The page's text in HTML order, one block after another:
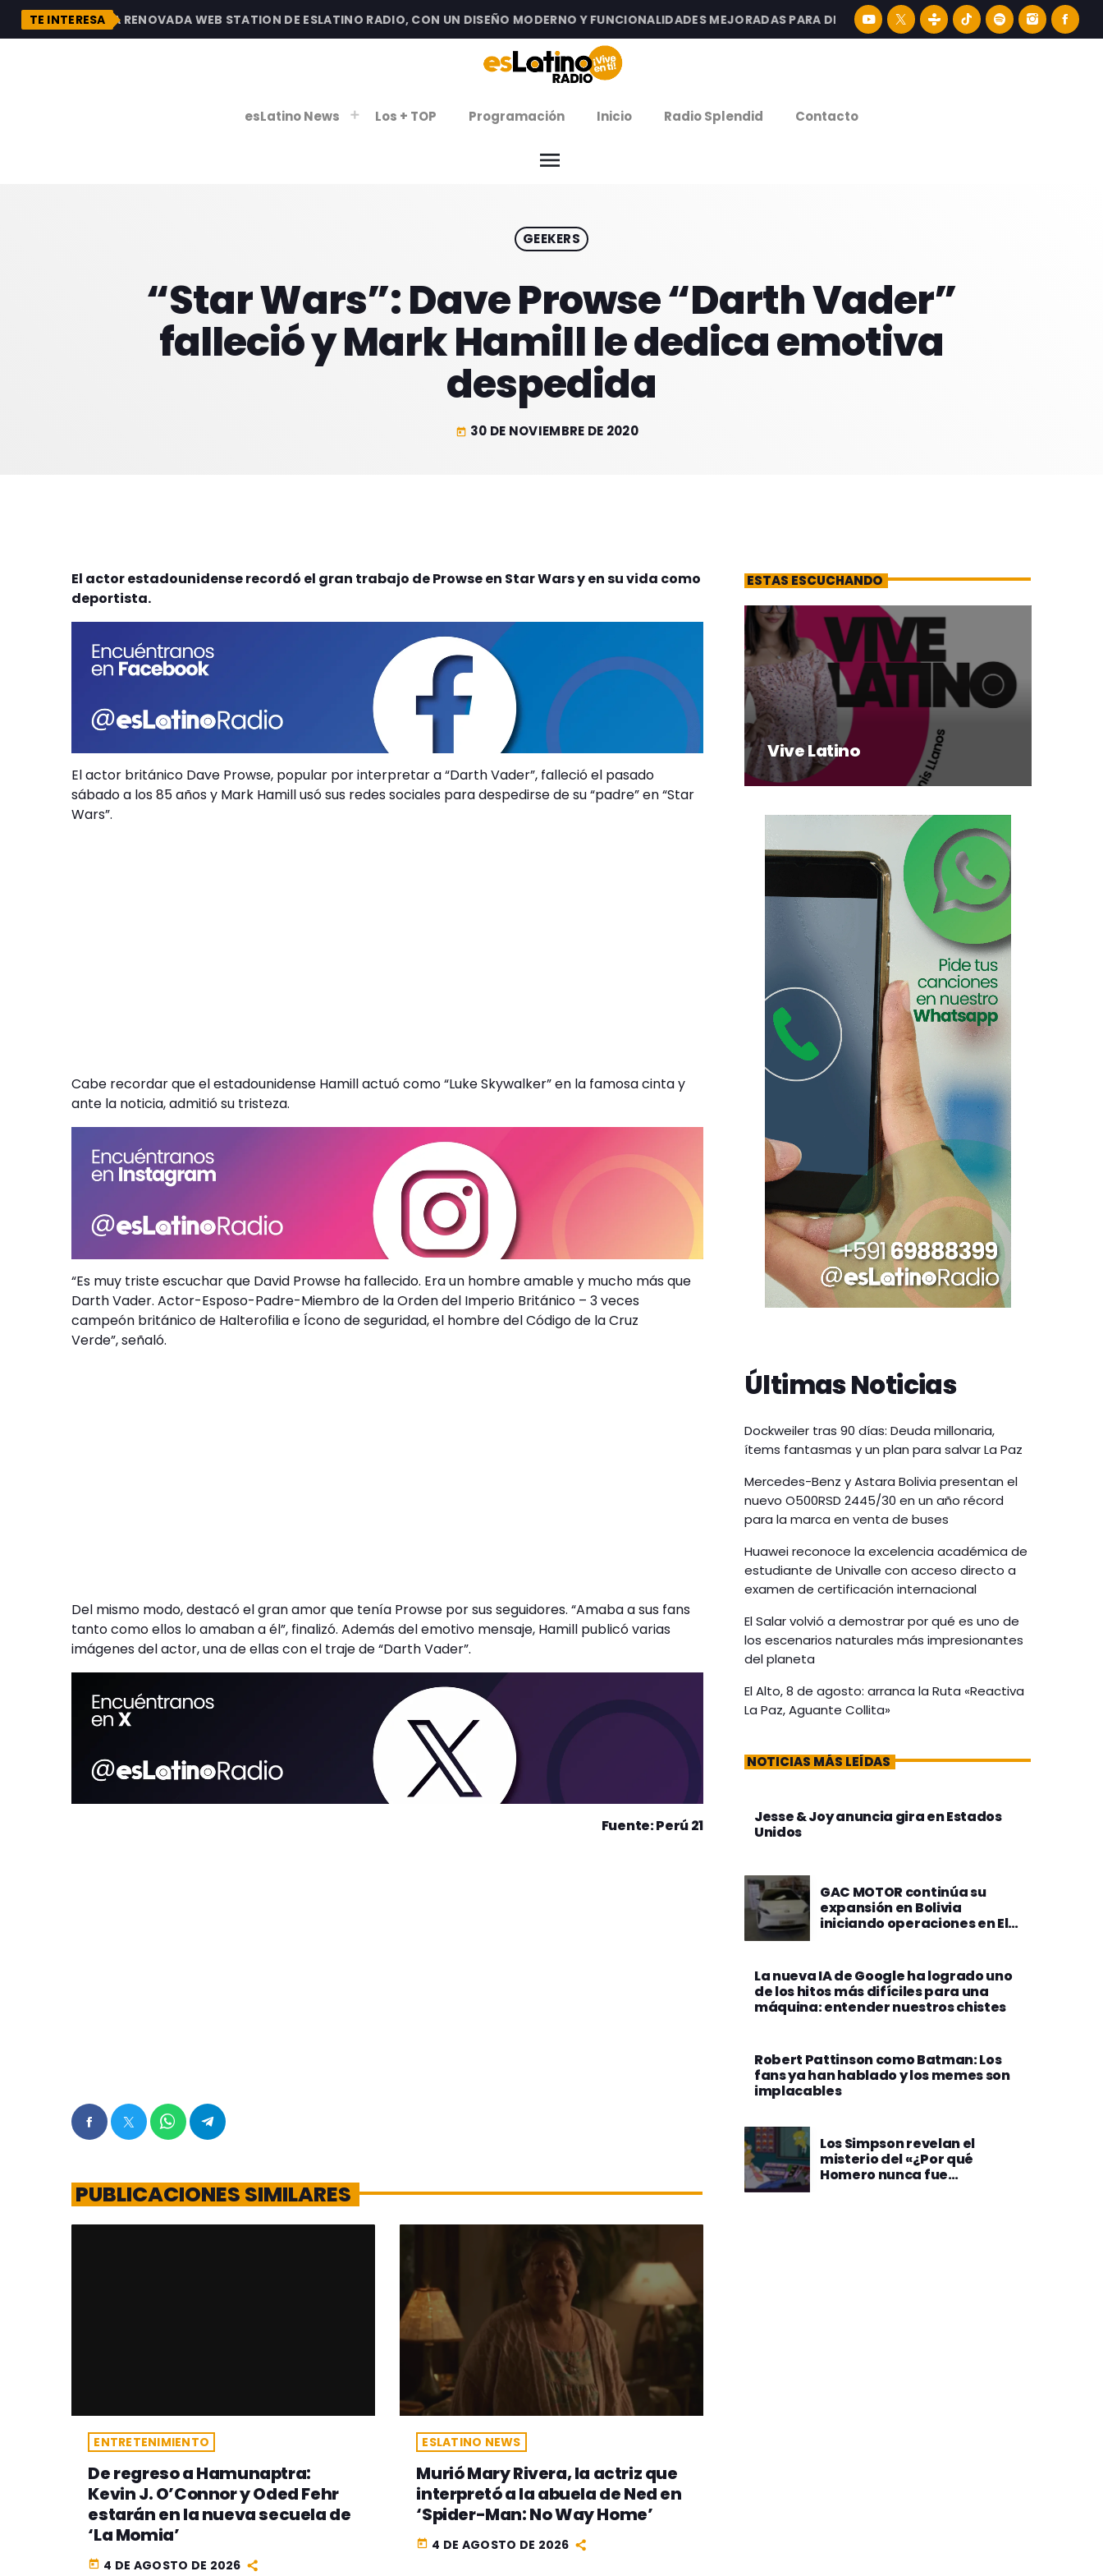
TE INTERESA
DESCUBRE LA RENOVADA WEB STATION DE ESLATINO RADIO, CON UN DISEÑO MODERNO Y FUNCIONALIDADES MEJORADAS PARA DISFRUTAR LA MEJOR MÚSICA LATINA Y
esLatino News Los + TOP Programación Inicio Radio Splendid Contacto
menu
GEEKERS
“Star Wars”: Dave Prowse “Darth Vader”
falleció y Mark Hamill le dedica emotiva
despedida
today 30 DE NOVIEMBRE DE 2020
El actor estadounidense recordó el gran trabajo de Prowse en Star Wars y en su vida como
deportista.
El actor británico Dave Prowse, popular por interpretar a “Darth Vader”, falleció el pasado
sábado a los 85 años y Mark Hamill usó sus redes sociales para despedirse de su “padre” en “Star
Wars”.
Cabe recordar que el estadounidense Hamill actuó como “Luke Skywalker” en la famosa cinta y
ante la noticia, admitió su tristeza.
“Es muy triste escuchar que David Prowse ha fallecido. Era un hombre amable y mucho más que
Darth Vader. Actor-Esposo-Padre-Miembro de la Orden del Imperio Británico – 3 veces
campeón británico de Halterofilia e Ícono de seguridad, el hombre del Código de la Cruz
Verde”, señaló.
Del mismo modo, destacó el gran amor que tenía Prowse por sus seguidores. “Amaba a sus fans
tanto como ellos lo amaban a él”, finalizó. Además del emotivo mensaje, Hamill publicó varias
imágenes del actor, una de ellas con el traje de “Darth Vader”.
Fuente: Perú 21
PUBLICACIONES SIMILARES
ENTRETENIMIENTO
De regreso a Hamunaptra:
Kevin J. O’Connor y Oded Fehr
estarán en la nueva secuela de
‘La Momia’
today 4 DE AGOSTO DE 2026
ESLATINO NEWS
Murió Mary Rivera, la actriz que
interpretó a la abuela de Ned en
‘Spider-Man: No Way Home’
today 4 DE AGOSTO DE 2026
ESTAS ESCUCHANDO
Vive Latino
Últimas Noticias
Dockweiler tras 90 días: Deuda millonaria,
ítems fantasmas y un plan para salvar La Paz
Mercedes-Benz y Astara Bolivia presentan el
nuevo O500RSD 2445/30 en un año récord
para la marca en venta de buses
Huawei reconoce la excelencia académica de
estudiante de Univalle con acceso directo a
examen de certificación internacional
El Salar volvió a demostrar por qué es uno de
los escenarios naturales más impresionantes
del planeta
El Alto, 8 de agosto: arranca la Ruta «Reactiva
La Paz, Aguante Collita»
NOTICIAS MÁS LEÍDAS
Jesse & Joy anuncia gira en Estados
Unidos
GAC MOTOR continúa su
expansión en Bolivia
iniciando operaciones en El
La nueva IA de Google ha logrado uno
de los hitos más difíciles para una
máquina: entender nuestros chistes
Robert Pattinson como Batman: Los
fans ya han hablado y los memes son
implacables
Los Simpson revelan el
misterio del «¿Por qué
Homero nunca fue